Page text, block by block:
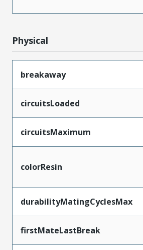
Physical
breakaway
circuitsLoaded
circuitsMaximum
colorResin
durabilityMatingCyclesMax
firstMateLastBreak